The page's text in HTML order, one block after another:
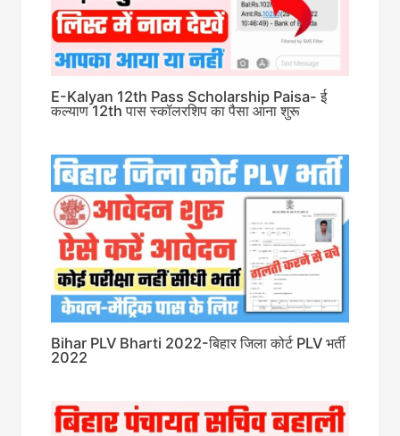
E-Kalyan 12th Pass Scholarship Paisa- ई
कल्याण 12th पास स्कॉलरशिप का पैसा आना शुरू
Bihar PLV Bharti 2022-बिहार जिला कोर्ट PLV भर्ती
2022